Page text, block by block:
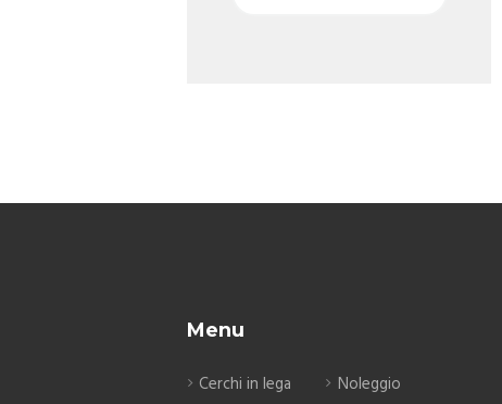
Menu
Cerchi in lega
Noleggio